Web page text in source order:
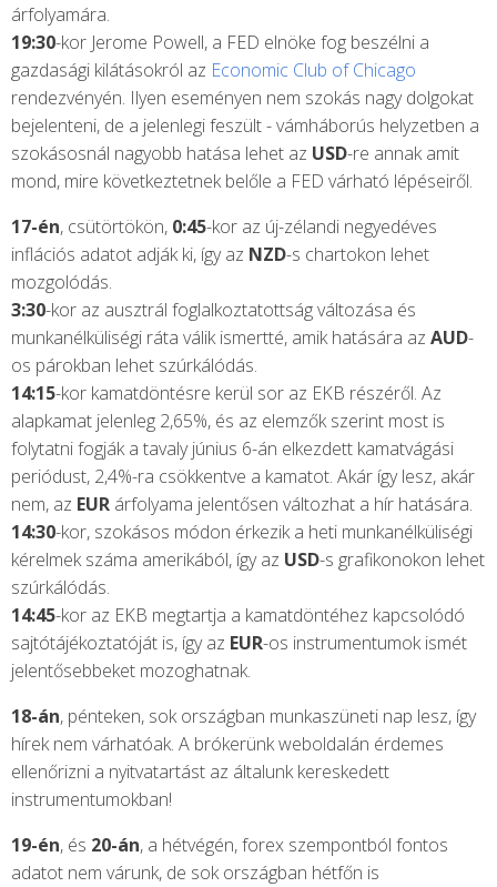
árfolyamára.
19:30-kor Jerome Powell, a FED elnöke fog beszélni a
gazdasági kilátásokról az Economic Club of Chicago
rendezvényén. Ilyen eseményen nem szokás nagy dolgokat
bejelenteni, de a jelenlegi feszült - vámháborús helyzetben a
szokásosnál nagyobb hatása lehet az USD-re annak amit
mond, mire következtetnek belőle a FED várható lépéseiről.
17-én, csütörtökön, 0:45-kor az új-zélandi negyedéves
inflációs adatot adják ki, így az NZD-s chartokon lehet
mozgolódás.
3:30-kor az ausztrál foglalkoztatottság változása és
munkanélküliségi ráta válik ismertté, amik hatására az AUD-
os párokban lehet szúrkálódás.
14:15-kor kamatdöntésre kerül sor az EKB részéről. Az
alapkamat jelenleg 2,65%, és az elemzők szerint most is
folytatni fogják a tavaly június 6-án elkezdett kamatvágási
periódust, 2,4%-ra csökkentve a kamatot. Akár így lesz, akár
nem, az EUR árfolyama jelentősen változhat a hír hatására.
14:30-kor, szokásos módon érkezik a heti munkanélküliségi
kérelmek száma amerikából, így az USD-s grafikonokon lehet
szúrkálódás.
14:45-kor az EKB megtartja a kamatdöntéhez kapcsolódó
sajtótájékoztatóját is, így az EUR-os instrumentumok ismét
jelentősebbeket mozoghatnak.
18-án, pénteken, sok országban munkaszüneti nap lesz, így
hírek nem várhatóak. A brókerünk weboldalán érdemes
ellenőrizni a nyitvatartást az általunk kereskedett
instrumentumokban!
19-én, és 20-án, a hétvégén, forex szempontból fontos
adatot nem várunk, de sok országban hétfőn is